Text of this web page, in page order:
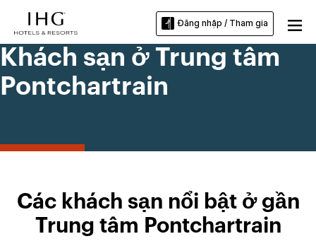
Đăng nhập / Tham gia
Khách sạn ở Trung tâm
Pontchartrain
Các khách sạn nổi bật ở gần
Trung tâm Pontchartrain